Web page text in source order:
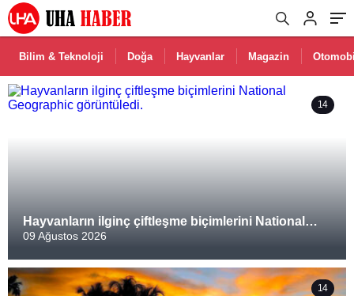
Bilim & Teknoloji Doğa Hayvanlar Magazin
14
Hayvanların ilginç çiftleşme biçimlerini National
Geographic görüntüledi.
09 Ağustos 2026
14